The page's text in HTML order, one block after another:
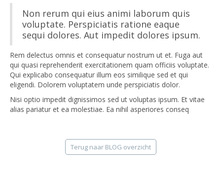
Non rerum qui eius animi laborum quis
voluptate. Perspiciatis ratione eaque
sequi dolores. Aut impedit dolores ipsum.
Rem delectus omnis et consequatur nostrum ut et. Fuga aut
qui quasi reprehenderit exercitationem quam officiis voluptate.
Qui explicabo consequatur illum eos similique sed et qui
eligendi. Dolorem voluptatem unde perspiciatis dolor.
Nisi optio impedit dignissimos sed ut voluptas ipsum. Et vitae
alias pariatur et ea molestiae. Ea nihil asperiores conseq
Terug naar BLOG overzicht